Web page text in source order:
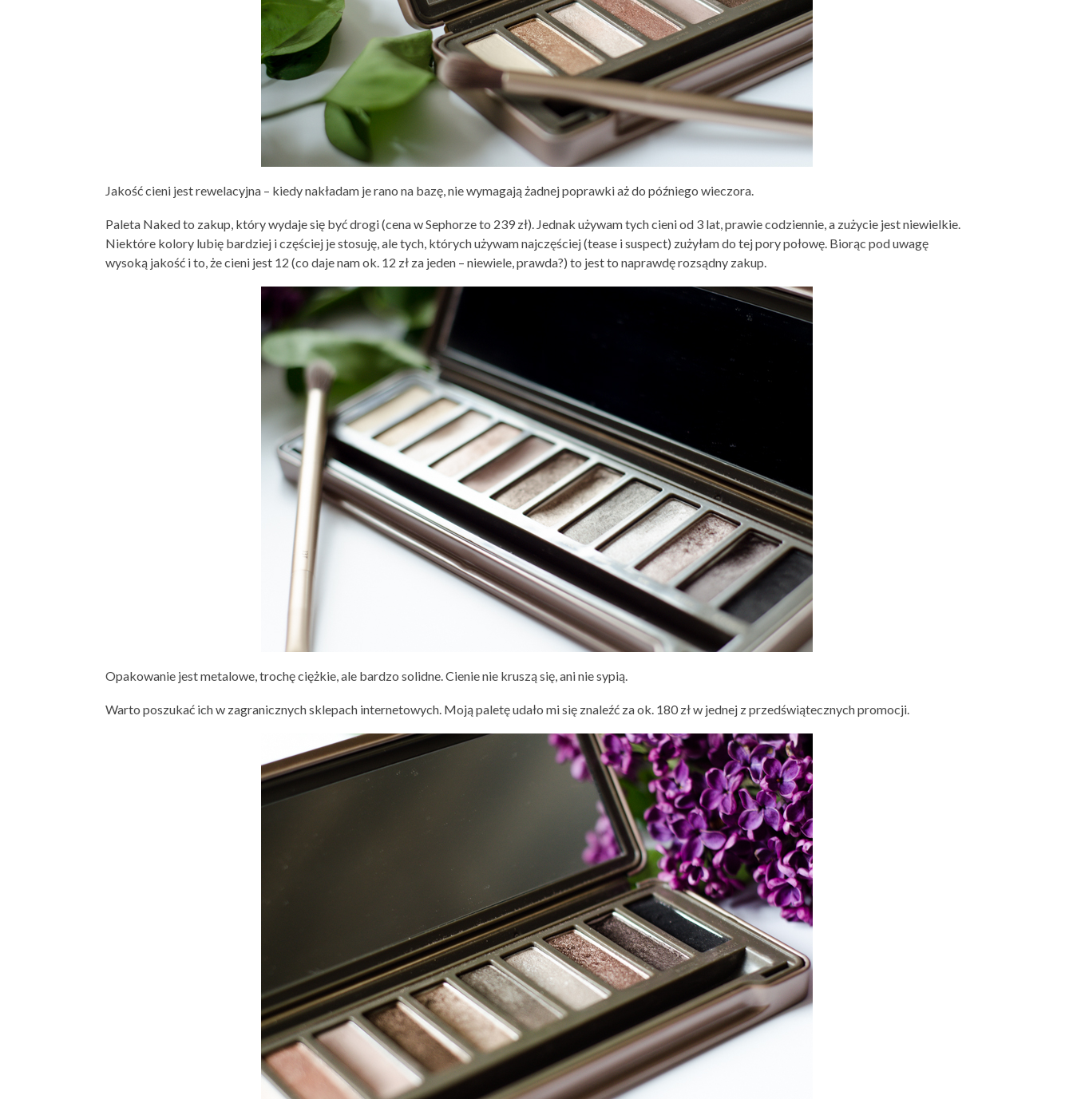
Jakość cieni jest rewelacyjna – kiedy nakładam je rano na bazę, nie wymagają żadnej poprawki aż do późniego wieczora.
Paleta Naked to zakup, który wydaje się być drogi (cena w Sephorze to 239 zł). Jednak używam tych cieni od 3 lat, prawie codziennie, a zużycie jest niewielkie.
Niektóre kolory lubię bardziej i częściej je stosuję, ale tych, których używam najczęściej (tease i suspect) zużyłam do tej pory połowę. Biorąc pod uwagę
wysoką jakość i to, że cieni jest 12 (co daje nam ok. 12 zł za jeden – niewiele, prawda?) to jest to naprawdę rozsądny zakup.
Opakowanie jest metalowe, trochę ciężkie, ale bardzo solidne. Cienie nie kruszą się, ani nie sypią.
Warto poszukać ich w zagranicznych sklepach internetowych. Moją paletę udało mi się znaleźć za ok. 180 zł w jednej z przedświątecznych promocji.